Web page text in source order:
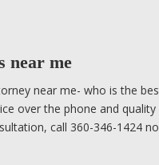
near me
near me- who is the
over the phone and
call 360-346-1424